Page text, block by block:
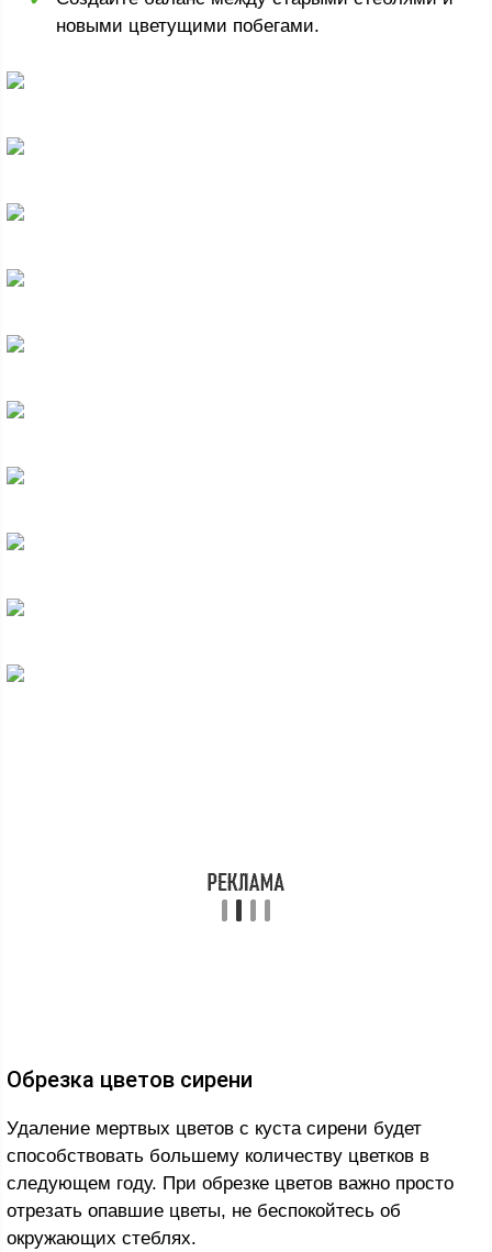
новыми цветущими побегами.
Обрезка цветов сирени
Удаление мертвых цветов с куста сирени будет
способствовать большему количеству цветков в
следующем году. При обрезке цветов важно просто
отрезать опавшие цветы, не беспокойтесь об
окружающих стеблях.